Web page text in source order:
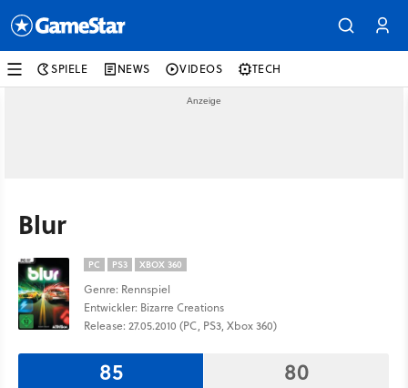
SPIELE NEWS VIDEOS TECH
Blur
PC PS3 XBOX 360
Genre: Rennspiel
Entwickler: Bizarre Creations
Release: 27.05.2010 (PC, PS3, Xbox 360)
85 80